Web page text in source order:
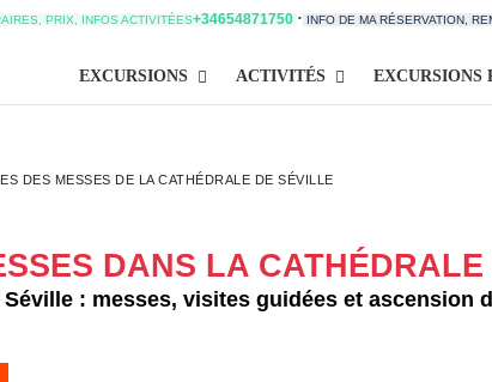
PRIX, INFOS ACTIVITÉES+34654871750 · INFO DE MA RÉSERVATION,
EXCURSIONS ACTIVITÉS EXCURSIONS
DES MESSES DE LA CATHÉDRALE DE SÉVILLE
DANS LA
: messes, visites guidées et ascension